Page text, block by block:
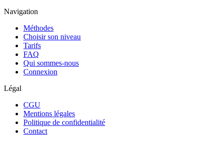
Navigation
Méthodes
Choisir son niveau
Tarifs
FAQ
Qui sommes-nous
Connexion
Légal
CGU
Mentions légales
Politique de confidentialité
Contact